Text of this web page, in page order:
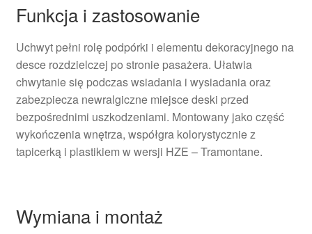
Funkcja i zastosowanie
Uchwyt pełni rolę podpórki i elementu dekoracyjnego na
desce rozdzielczej po stronie pasażera. Ułatwia
chwytanie się podczas wsiadania i wysiadania oraz
zabezpiecza newralgiczne miejsce deski przed
bezpośrednimi uszkodzeniami. Montowany jako część
wykończenia wnętrza, współgra kolorystycznie z
tapicerką i plastikiem w wersji HZE – Tramontane.
Wymiana i montaż